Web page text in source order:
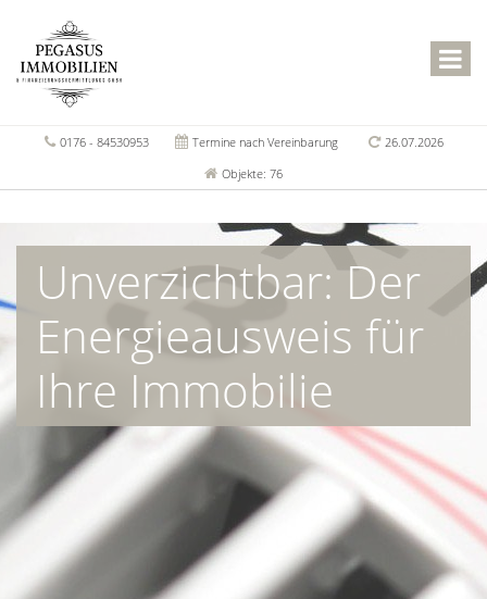
0176 - 84530953 Termine nach Vereinbarung
26.07.2026
Objekte: 76
Unverzichtbar: Der
Energieausweis für
Ihre Immobilie